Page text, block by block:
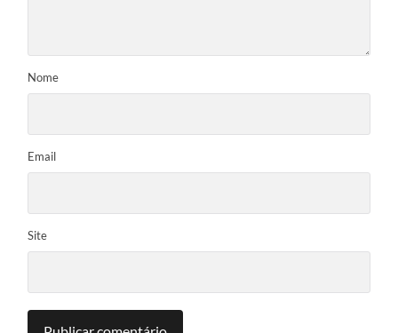
Nome
Email
Site